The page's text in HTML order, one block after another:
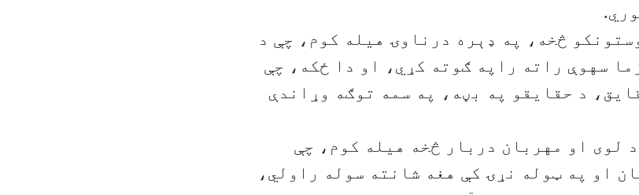
څخه، په ډېره درناوۍ هیله کوم، چې د
سهوې راته راپه ګوته کړي، او دا ځکه، چې
د حقایقو په بڼه، په سمه توګه وړاندې
لوی او مهربان دربار څخه هیله کوم، چې
او په ټوله نړۍ کې هغه شانته سوله راولي،